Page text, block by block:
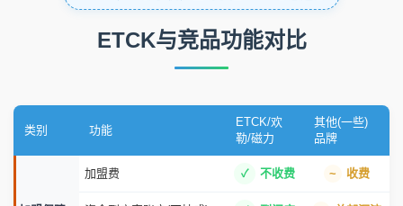
一个人，一部手机，全局掌控ETCK智慧运营